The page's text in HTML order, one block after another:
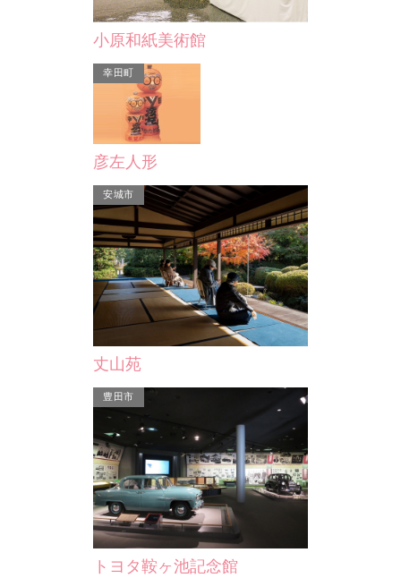
岡崎市
朝市（二七市等）
地元でとれた新鮮な産物が安く手に入
る人情味あふれる市は人気が高く、気
楽な買い物の場、心のふ…
小原和紙美術館
幸田町
彦左人形
安城市
丈山苑
豊田市
トヨタ鞍ヶ池記念館